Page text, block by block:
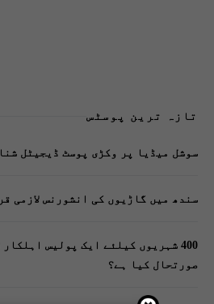
تازہ ترین پوسٹس
سوشل میڈیا پر وکڑی پوسٹ ڈیجیٹل
سندھ میں گاڑیوں کی انشورنس لازمی
400 شہریوں کیلئے ایک پولیس
صورتحال کیا ہے؟